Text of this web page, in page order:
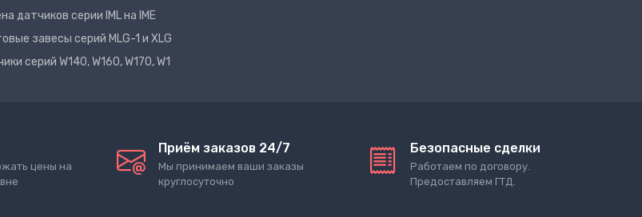
датчиков серии IML на IME
завесы серий MLG-1 и XLG
серий W140, W160, W170, W1
цены на
Приём заказов 24/7
Мы принимаем ваши заказы
круглосуточно
Безопасные сделки
Работаем по договору.
Предоставляем ГТД.